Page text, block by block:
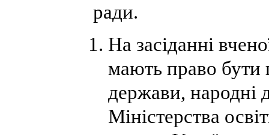
ради.
На засіданні
мають право бути
держави, народні
Міністерства